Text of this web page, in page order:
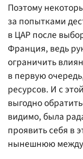
Поэтому
за попытками
в ЦАР после
Франция, ведь
ограничить
в первую
ресурсов. И с
выгодно
видимо, была
проявить себя в
нынешнюю